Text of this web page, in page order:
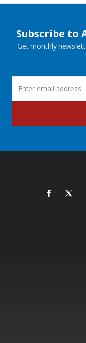
Subscribe to
Get monthly